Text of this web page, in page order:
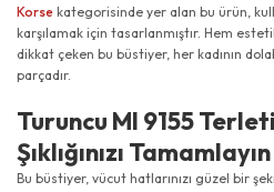
Korse kategorisinde yer alan bu ürün,
karşılamak için tasarlanmıştır. Hem
dikkat çeken bu büstiyer, her kadının
parçadır.
Turuncu MI 9155
Şıklığınızı Tamamlayın
Bu büstiyer, vücut hatlarınızı güzel bir